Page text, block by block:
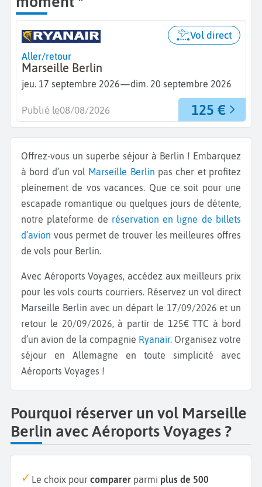
Aller/retour
Marseille Berlin
jeu. 17 septembre 2026—dim. 20 septembre 2026
Vol direct
125 €
Publié le08/08/2026
Offrez-vous un superbe séjour à Berlin ! Embarquez
à bord d’un vol Marseille Berlin pas cher et profitez
pleinement de vos vacances. Que ce soit pour une
escapade romantique ou quelques jours de détente,
notre plateforme de réservation en ligne de billets
d’avion vous permet de trouver les meilleures offres
de vols pour Berlin.
Avec Aéroports Voyages, accédez aux meilleurs prix
pour les vols courts courriers. Réservez un vol direct
Marseille Berlin avec un départ le 17/09/2026 et un
retour le 20/09/2026, à partir de 125€ TTC à bord
d’un avion de la compagnie Ryanair. Organisez votre
séjour en Allemagne en toute simplicité avec
Aéroports Voyages !
Pourquoi réserver un vol Marseille
Berlin avec Aéroports Voyages ?
Le choix pour comparer parmi plus de 500